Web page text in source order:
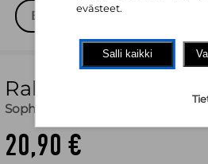
Rakastunut
Sophia Dembling
20,90 €
evästeet.
Salli kaikki